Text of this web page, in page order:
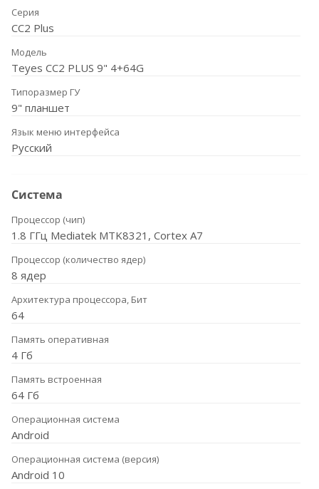
Серия
CC2 Plus
Модель
Teyes CC2 PLUS 9" 4+64G
Типоразмер ГУ
9" планшет
Язык меню интерфейса
Русский
Система
Процессор (чип)
1.8 ГГц Mediatek MTK8321, Cortex A7
Процессор (количество ядер)
8 ядер
Архитектура процессора, Бит
64
Память оперативная
4 Гб
Память встроенная
64 Гб
Операционная система
Android
Операционная система (версия)
Android 10